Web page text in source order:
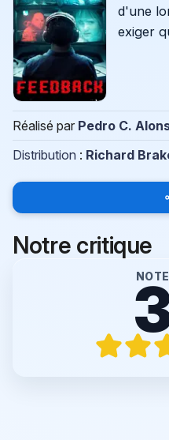
d'une
exiger
Réalisé par Pedro C.
Distribution : Richard
Notre critique